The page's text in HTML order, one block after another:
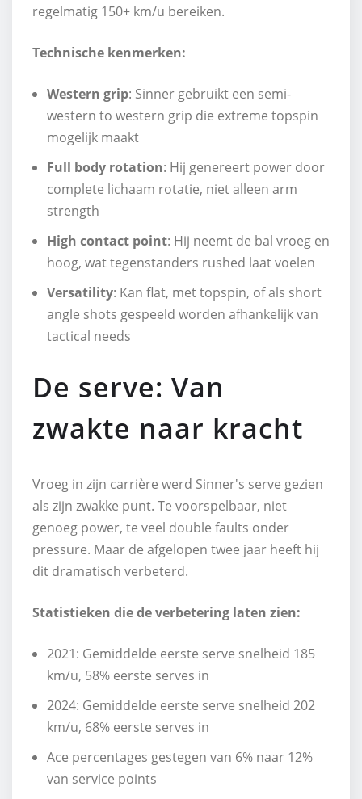
regelmatig 150+ km/u bereiken.
Technische kenmerken:
Western grip: Sinner gebruikt een semi-
western to western grip die extreme topspin
mogelijk maakt
Full body rotation: Hij genereert power door
complete lichaam rotatie, niet alleen arm
strength
High contact point: Hij neemt de bal vroeg en
hoog, wat tegenstanders rushed laat voelen
Versatility: Kan flat, met topspin, of als short
angle shots gespeeld worden afhankelijk van
tactical needs
De serve: Van
zwakte naar kracht
Vroeg in zijn carrière werd Sinner's serve gezien
als zijn zwakke punt. Te voorspelbaar, niet
genoeg power, te veel double faults onder
pressure. Maar de afgelopen twee jaar heeft hij
dit dramatisch verbeterd.
Statistieken die de verbetering laten zien:
2021: Gemiddelde eerste serve snelheid 185
km/u, 58% eerste serves in
2024: Gemiddelde eerste serve snelheid 202
km/u, 68% eerste serves in
Ace percentages gestegen van 6% naar 12%
van service points